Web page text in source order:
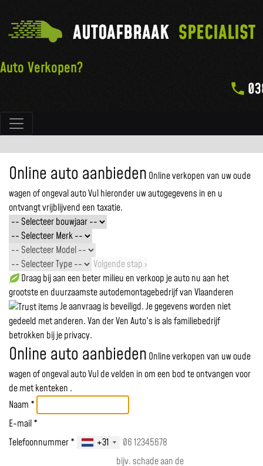
Hoofdnavigatie
AUTOAFBRAAK SPECIALIST
Auto Verkopen?
Online auto aanbieden Online verkopen van uw oude
wagen of ongeval autoVul hieronder uw autogegevens in en u
ontvangt vrijblijvend een taxatie.
Volgende stap ›
Draag bij aan een beter milieu en verkoop je auto nu aan het
grootste en duurzaamste autodemontagebedrijf van Vlaanderen
Je aanvraag is beveiligd. Je gegevens worden niet
gedeeld met anderen. Van der Ven Auto's is als familiebedrijf
betrokken bij je privacy.
Online auto aanbieden Online verkopen van uw oude
wagen of ongeval autoVul de velden in om een bod te ontvangen voor
demet kenteken .
Naam *
E-mail *
Telefoonnummer *
+31